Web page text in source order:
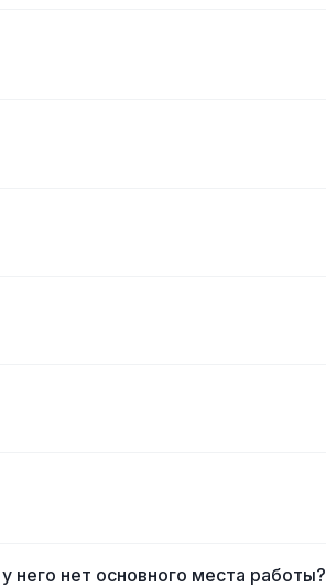
него нет основного места работы?